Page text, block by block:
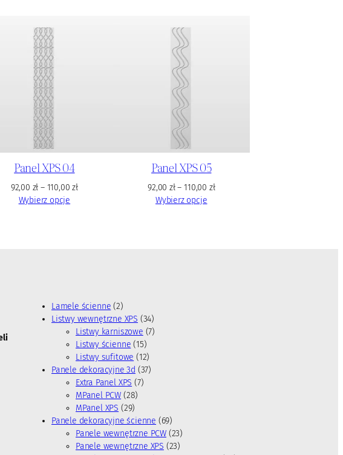
Panel XPS 04
92,00 zł – 110,00zł
Wybierz opcje
Panel XPS 05
92,00zł– 110,00 zł
Wybierz opcje
Lamele ścienne 22
p
r
o
d
u
k
t
y
Listwy wewnętrzne XPS 343
4
t
y
Listwy karniszowe 77
t
ó
w
Listwy ścienne 151
5
p
r
u
k
t
Listwy sufitowe 121
2
d
u
k
Panele dekoracyjne 3d 373
o
d
u
Extra Panel XPS 77
o
d
u
MPanel PCW 282
p
r
o
MPanel XPS 292
9
p
r
Panele dekoracyjne ścienne 696
9
p
Panele wewnętrzne PCW 232
3
Panele wewnętrzne XPS 232